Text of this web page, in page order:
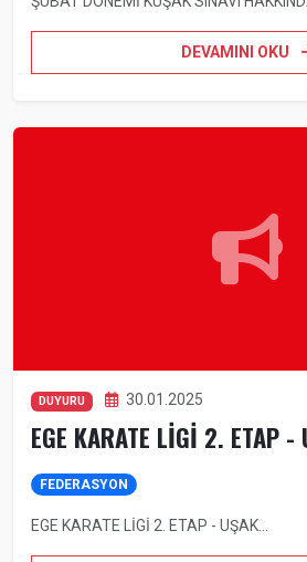
DEVAMINI OKU
DUYURU 30.01.2025
EGE KARATE LİGİ 2. ETAP -
FEDERASYON
EGE KARATE LİGİ 2. ETAP - UŞAK...